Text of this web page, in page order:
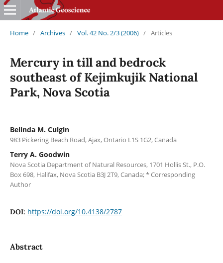
Home / Archives / Vol. 42 No. 2/3 (2006) / Articles
Mercury in till and bedrock
southeast of Kejimkujik National
Park, Nova Scotia
Belinda M. Culgin
983 Pickering Beach Road, Ajax, Ontario L1S 1G2, Canada
Terry A. Goodwin
Nova Scotia Department of Natural Resources, 1701 Hollis St., P.O.
Box 698, Halifax, Nova Scotia B3J 2T9, Canada; * Corresponding
Author
DOI: https://doi.org/10.4138/2787
Abstract